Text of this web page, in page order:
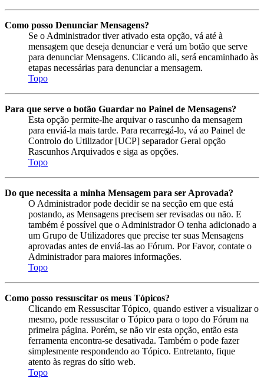
Como posso Denunciar Mensagens?
Se o Administrador tiver ativado esta opção, vá até à
mensagem que deseja denunciar e verá um botão que serve
para denunciar Mensagens. Clicando ali, será encaminhado às
etapas necessárias para denunciar a mensagem.
Topo
Para que serve o botão Guardar no Painel de Mensagens?
Esta opção permite-lhe arquivar o rascunho da mensagem
para enviá-la mais tarde. Para recarregá-lo, vá ao Painel de
Controlo do Utilizador [UCP] separador Geral opção
Rascunhos Arquivados e siga as opções.
Topo
Do que necessita a minha Mensagem para ser Aprovada?
O Administrador pode decidir se na secção em que está
postando, as Mensagens precisem ser revisadas ou não. E
também é possível que o Administrador O tenha adicionado a
um Grupo de Utilizadores que precise ter suas Mensagens
aprovadas antes de enviá-las ao Fórum. Por Favor, contate o
Administrador para maiores informações.
Topo
Como posso ressuscitar os meus Tópicos?
Clicando em Ressuscitar Tópico, quando estiver a visualizar o
mesmo, pode ressuscitar o Tópico para o topo do Fórum na
primeira página. Porém, se não vir esta opção, então esta
ferramenta encontra-se desativada. Também o pode fazer
simplesmente respondendo ao Tópico. Entretanto, fique
atento às regras do sítio web.
Topo